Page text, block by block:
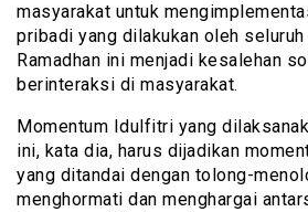
masyarakat untuk
pribadi yang dilakukan oleh
Ramadhan ini menjadi kesalehan
berinteraksi di masyarakat.
Momentum Idulfitri yang
ini, kata dia, harus dijadikan
yang ditandai dengan tolong-
menghormati dan menghargai